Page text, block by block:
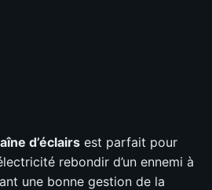
d’éclairs est parfait pour
rebondir d’un ennemi à
une bonne gestion de la